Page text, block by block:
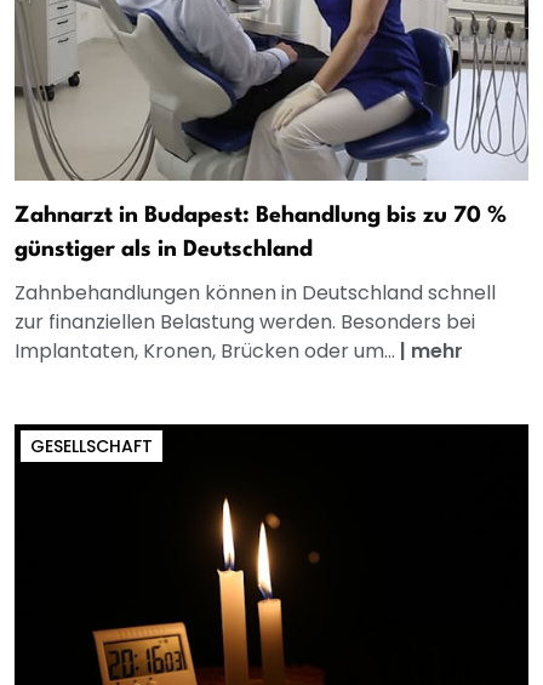
Zahnarzt in Budapest: Behandlung bis zu 70 %
günstiger als in Deutschland
Zahnbehandlungen können in Deutschland schnell
zur finanziellen Belastung werden. Besonders bei
Implantaten, Kronen, Brücken oder um... | mehr
GESELLSCHAFT